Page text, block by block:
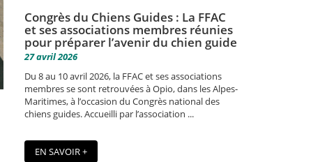
Congrès du Chiens Guides : La FFAC
et ses associations membres réunies
pour préparer l’avenir du chien guide
27 avril 2026
Du 8 au 10 avril 2026, la FFAC et ses associations
membres se sont retrouvées à Opio, dans les Alpes-
Maritimes, à l’occasion du Congrès national des
chiens guides. Accueilli par l’association ...
EN SAVOIR +